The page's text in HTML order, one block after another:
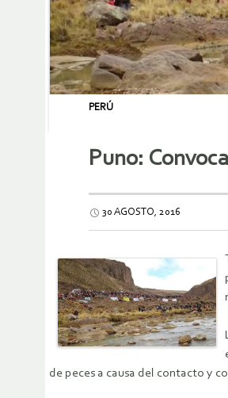
PERÚ
Puno:
30 AGOSTO, 2016
de peces a causa del contacto y